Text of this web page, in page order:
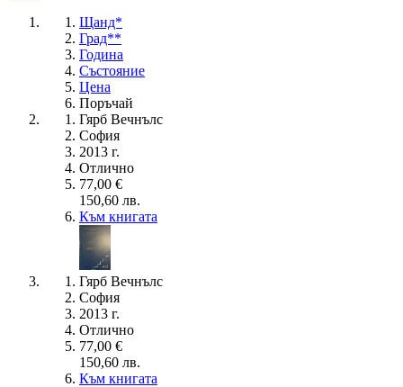
Щанд*
Град**
Година
Състояние
Цена
Поръчай
Гярб Вечнълс
София
2013 г.
Отлично
77,00 €
150,60 лв.
Към книгата
Гярб Вечнълс
София
2013 г.
Отлично
77,00 €
150,60 лв.
Към книгата